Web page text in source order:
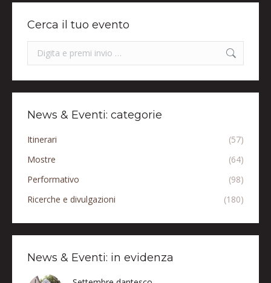
Cerca il tuo evento
Search:
News & Eventi: categorie
Itinerari
(57)
Mostre
(64)
Performativo
(98)
Ricerche e divulgazioni
(180)
News & Eventi: in evidenza